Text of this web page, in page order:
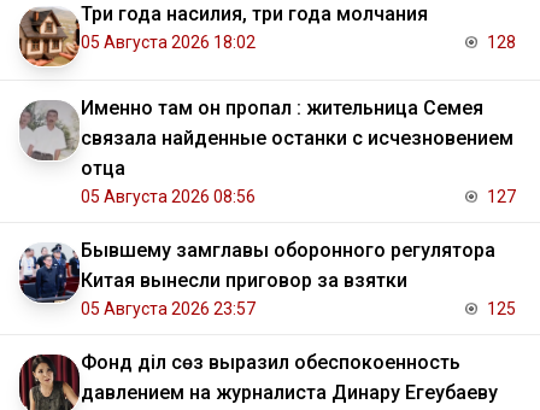
Три года насилия, три года молчания
05 Августа 2026 18:02 128
Именно там он пропал : жительница Семея
связала найденные останки с исчезновением
отца
05 Августа 2026 08:56 127
Бывшему замглавы оборонного регулятора
Китая вынесли приговор за взятки
05 Августа 2026 23:57 125
Фонд Әділ сөз выразил обеспокоенность
давлением на журналиста Динару Егеубаеву